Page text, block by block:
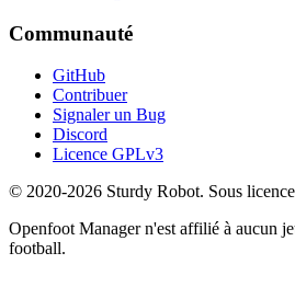
Communauté
GitHub
Contribuer
Signaler un Bug
Discord
Licence GPLv3
© 2020-2026 Sturdy Robot. Sous
Openfoot Manager n'est affilié à aucun
football.